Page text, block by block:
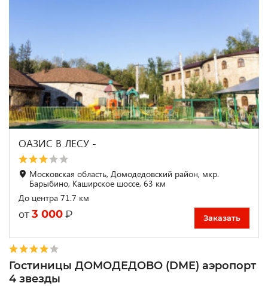
ОАЗИС В ЛЕСУ -
Московская область, Домодедовский район, мкр.
Барыбино, Каширское шоссе, 63 км
До центра 71.7 км
от 3 000 ₽ Заказать
Гостиницы ДОМОДЕДОВО (DME) аэропорт
4 звезды